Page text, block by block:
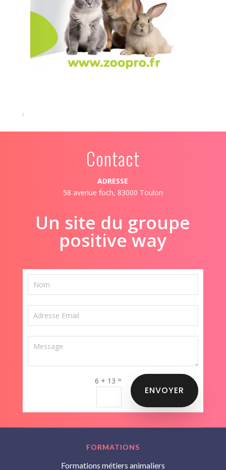
Contact
ADRESSE
58 avenue foch, 83000 Toulon
Un site du groupe
positive way
6 + 13 =
ENVOYER
FORMATIONS
Formations métiers animaliers